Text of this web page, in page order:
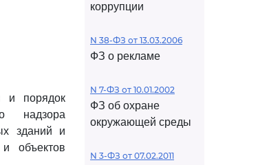
и порядок
надзора
зданий и
и объектов
коррупции
N 38-ФЗ от 13.03.2006
ФЗ о рекламе
N 7-ФЗ от 10.01.2002
ФЗ об охране
окружающей среды
N 3-ФЗ от 07.02.2011